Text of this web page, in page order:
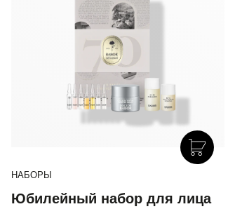
НАБОРЫ
Юбилейный набор для лица